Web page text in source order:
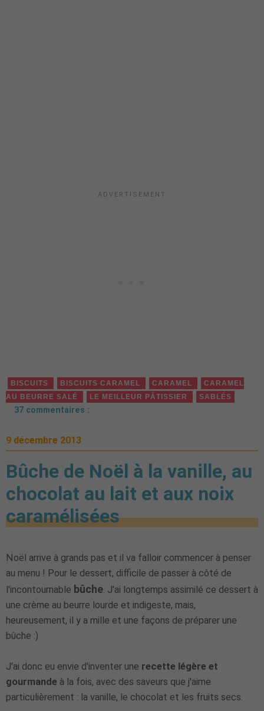
BISCUITS BISCUITS CARAMEL CARAMEL
CARAMEL
AU BEURRE SALÉ
LE MEILLEUR PÂTISSIER SABLÉS
37 commentaires :
9 décembre 2013
Bûche de Noël à la vanille, au
chocolat au lait et aux noix
caramélisées
Noël arrive à grands pas et il va falloir commencer à penser
au menu ! Pour le dessert, difficile de passer à côté de
l'incontournable bûche. J'ai longtemps assimilé ce dessert à
une crème au beurre lourde et indigeste, mais,
heureusement, il y a mille et une façons de préparer une
bûche :)
J'ai donc eu envie d'inventer une recette légère et
gourmande à la fois, avec des saveurs que j'aime
particulièrement : la vanille, le chocolat et les fruits secs.